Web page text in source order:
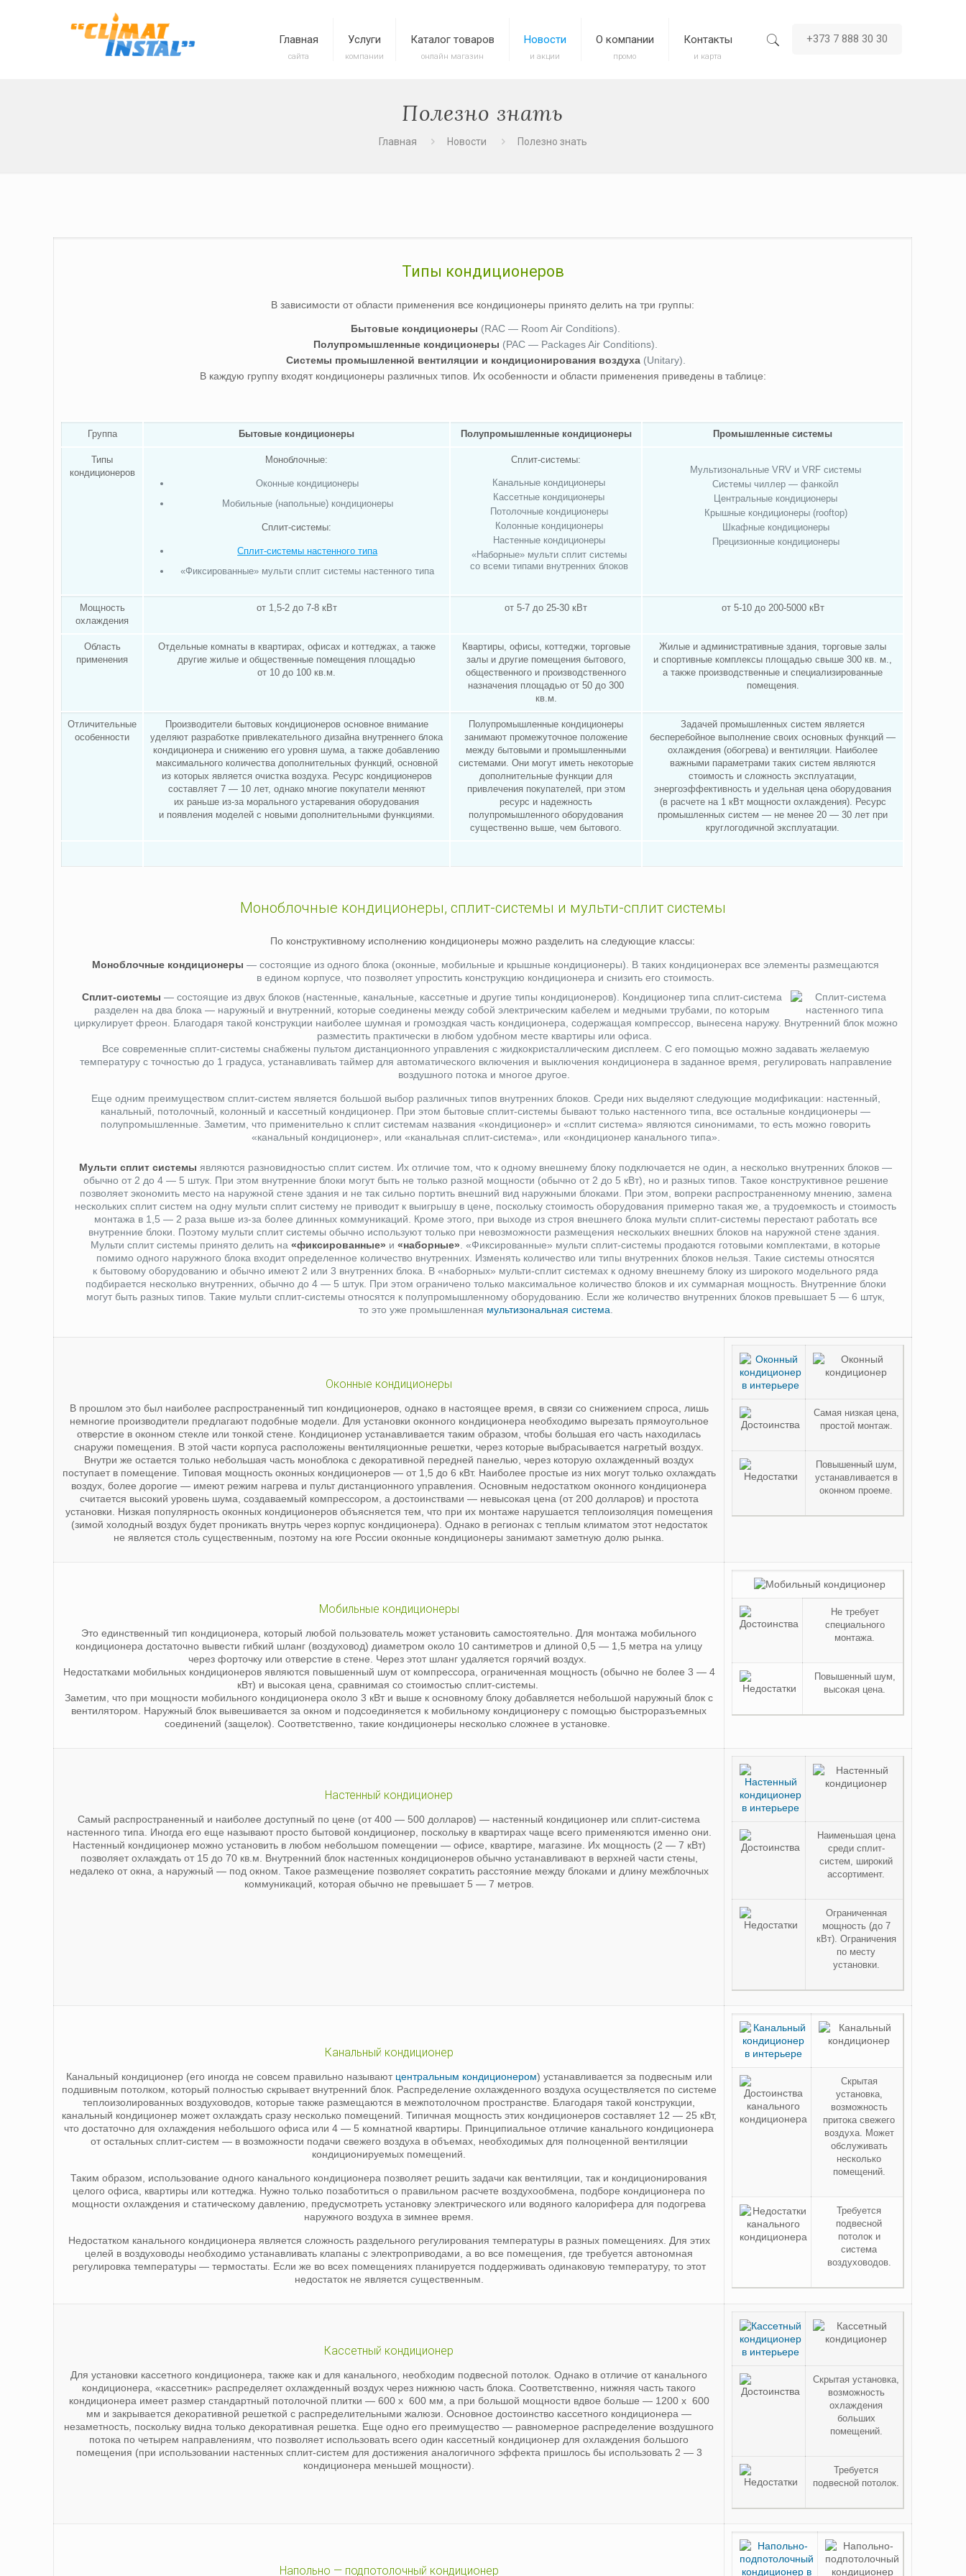
Главная
сайта
Услуги
компании
Каталог товаров
онлайн магазин
Новости
и акции
О компании
промо
Контакты
и карта
+373 7 888 30 30
Полезно знать
Главная Новости Полезно знать
Типы кондиционеров
В зависимости от области применения все кондиционеры принято делить на три группы:
Бытовые кондиционеры (RAC — Room Air Conditions).
Полупромышленные кондиционеры (PAC — Packages Air Conditions).
Системы промышленной вентиляции и кондиционирования воздуха(Unitary).
В каждую группу входят кондиционеры различных типов. Их особенности и области применения приведены в таблице:
Группа Бытовые кондиционеры Полупромышленные кондиционеры Промышленные системы
Типы
кондиционеров
Моноблочные:
Оконные кондиционеры
Мобильные (напольные) кондиционеры
Сплит-системы:
Сплит-системы настенного типа
«Фиксированные» мульти сплит системы настенного типа
Сплит-системы:
Канальные кондиционеры
Кассетные кондиционеры
Потолочные кондиционеры
Колонные кондиционеры
Настенные кондиционеры
«Наборные» мульти сплит системы
со всеми типами внутренних блоков
Мультизональные VRV и VRF системы
Системы чиллер — фанкойл
Центральные кондиционеры
Крышные кондиционеры (rooftop)
Шкафные кондиционеры
Прецизионные кондиционеры
Мощность
охлаждения
от 1,5-2 до 7-8 кВт от 5-7 до 25-30 кВт от 5-10 до 200-5000 кВт
Область
применения
Отдельные комнаты в квартирах, офисах и коттеджах, а также
другие жилые и общественные помещения площадью
от 10 до 100 кв.м.
Квартиры, офисы, коттеджи, торговые
залы и другие помещения бытового,
общественного и производственного
назначения площадью от 50 до 300
кв.м.
Жилые и административные здания, торговые залы
и спортивные комплексы площадью свыше 300 кв. м.,
а также производственные и специализированные
помещения.
Отличительные
особенности
Производители бытовых кондиционеров основное внимание
уделяют разработке привлекательного дизайна внутреннего блока
кондиционера и снижению его уровня шума, а также добавлению
максимального количества дополнительных функций, основной
из которых является очистка воздуха. Ресурс кондиционеров
составляет 7 — 10 лет, однако многие покупатели меняют
их раньше из-за морального устаревания оборудования
и появления моделей с новыми дополнительными функциями.
Полупромышленные кондиционеры
занимают промежуточное положение
между бытовыми и промышленными
системами. Они могут иметь некоторые
дополнительные функции для
привлечения покупателей, при этом
ресурс и надежность
полупромышленного оборудования
существенно выше, чем бытового.
Задачей промышленных систем является
бесперебойное выполнение своих основных функций —
охлаждения (обогрева) и вентиляции. Наиболее
важными параметрами таких систем являются
стоимость и сложность эксплуатации,
энергоэффективность и удельная цена оборудования
(в расчете на 1 кВт мощности охлаждения). Ресурс
промышленных систем — не менее 20 — 30 лет при
круглогодичной эксплуатации.
Моноблочные кондиционеры, сплит-системы и мульти-сплит системы
По конструктивному исполнению кондиционеры можно разделить на следующие классы:
Моноблочные кондиционеры — состоящие из одного блока (оконные, мобильные и крышные кондиционеры). В таких кондиционерах все элементы размещаются
в едином корпусе, что позволяет упростить конструкцию кондиционера и снизить его стоимость.
Сплит-системы — состоящие из двух блоков (настенные, канальные, кассетные и другие типы кондиционеров). Кондиционер типа сплит-система
разделен на два блока — наружный и внутренний, которые соединены между собой электрическим кабелем и медными трубами, по которым
циркулирует фреон. Благодаря такой конструкции наиболее шумная и громоздкая часть кондиционера, содержащая компрессор, вынесена наружу. Внутренний блок можно
разместить практически в любом удобном месте квартиры или офиса.
Все современные сплит-системы снабжены пультом дистанционного управления с жидкокристаллическим дисплеем. С его помощью можно задавать желаемую
температуру с точностью до 1 градуса, устанавливать таймер для автоматического включения и выключения кондиционера в заданное время, регулировать направление
воздушного потока и многое другое.
Еще одним преимуществом сплит-систем является большой выбор различных типов внутренних блоков. Среди них выделяют следующие модификации: настенный,
канальный, потолочный, колонный и кассетный кондиционер. При этом бытовые сплит-системы бывают только настенного типа, все остальные кондиционеры —
полупромышленные. Заметим, что применительно к сплит системам названия «кондиционер» и «сплит система» являются синонимами, то есть можно говорить
«канальный кондиционер», или «канальная сплит-система», или «кондиционер канального типа».
Мульти сплит системы являются разновидностью сплит систем. Их отличие том, что к одному внешнему блоку подключается не один, а несколько внутренних блоков —
обычно от 2 до 4 — 5 штук. При этом внутренние блоки могут быть не только разной мощности (обычно от 2 до 5 кВт), но и разных типов. Такое конструктивное решение
позволяет экономить место на наружной стене здания и не так сильно портить внешний вид наружными блоками. При этом, вопреки распространенному мнению, замена
нескольких сплит систем на одну мульти сплит систему не приводит к выигрышу в цене, поскольку стоимость оборудования примерно такая же, а трудоемкость и стоимость
монтажа в 1,5 — 2 раза выше из-за более длинных коммуникаций. Кроме этого, при выходе из строя внешнего блока мульти сплит-системы перестают работать все
внутренние блоки. Поэтому мульти сплит системы обычно используют только при невозможности размещения нескольких внешних блоков на наружной стене здания.
Мульти сплит системы принято делить на«фиксированные» и«наборные» . «Фиксированные» мульти сплит-системы продаются готовыми комплектами, в которые
помимо одного наружного блока входит определенное количество внутренних. Изменять количество или типы внутренних блоков нельзя. Такие системы относятся
к бытовому оборудованию и обычно имеют 2 или 3 внутренних блока. В «наборных» мульти-сплит системах к одному внешнему блоку из широкого модельного ряда
подбирается несколько внутренних, обычно до 4 — 5 штук. При этом ограничено только максимальное количество блоков и их суммарная мощность. Внутренние блоки
могут быть разных типов. Такие мульти сплит-системы относятся к полупромышленному оборудованию. Если же количество внутренних блоков превышает 5 — 6 штук,
то это уже промышленная мультизональная система
Оконные кондиционеры
В прошлом это был наиболее распространенный тип кондиционеров, однако в настоящее время, в связи со снижением спроса, лишь
немногие производители предлагают подобные модели. Для установки оконного кондиционера необходимо вырезать прямоугольное
отверстие в оконном стекле или тонкой стене. Кондиционер устанавливается таким образом, чтобы большая его часть находилась
снаружи помещения. В этой части корпуса расположены вентиляционные решетки, через которые выбрасывается нагретый воздух.
Внутри же остается только небольшая часть моноблока с декоративной передней панелью, через которую охлажденный воздух
поступает в помещение. Типовая мощность оконных кондиционеров — от 1,5 до 6 кВт. Наиболее простые из них могут только охлаждать
воздух, более дорогие — имеют режим нагрева и пульт дистанционного управления. Основным недостатком оконного кондиционера
считается высокий уровень шума, создаваемый компрессором, а достоинствами — невысокая цена (от 200 долларов) и простота
установки. Низкая популярность оконных кондиционеров объясняется тем, что при их монтаже нарушается теплоизоляция помещения
(зимой холодный воздух будет проникать внутрь через корпус кондиционера). Однако в регионах с теплым климатом этот недостаток
не является столь существенным, поэтому на юге России оконные кондиционеры занимают заметную долю рынка.
Самая низкая цена,
простой монтаж.
Повышенный шум,
устанавливается в
оконном проеме.
Мобильные кондиционеры
Это единственный тип кондиционера, который любой пользователь может установить самостоятельно. Для монтажа мобильного
кондиционера достаточно вывести гибкий шланг (воздуховод) диаметром около 10 сантиметров и длиной 0,5 — 1,5 метра на улицу
через форточку или отверстие в стене. Через этот шланг удаляется горячий воздух.
Недостатками мобильных кондиционеров являются повышенный шум от компрессора, ограниченная мощность (обычно не более 3 — 4
кВт) и высокая цена, сравнимая со стоимостью сплит-системы.
Заметим, что при мощности мобильного кондиционера около 3 кВт и выше к основному блоку добавляется небольшой наружный блок с
вентилятором. Наружный блок вывешивается за окном и подсоединяется к мобильному кондиционеру с помощью быстроразъемных
соединений (защелок). Соответственно, такие кондиционеры несколько сложнее в установке.
Не требует
специального
монтажа.
Повышенный шум,
высокая цена.
Настенный кондиционер
Самый распространенный и наиболее доступный по цене (от 400 — 500 долларов) — настенный кондиционер или сплит-система
настенного типа. Иногда его еще называют просто бытовой кондиционер, поскольку в квартирах чаще всего применяются именно они.
Настенный кондиционер можно установить в любом небольшом помещении — офисе, квартире, магазине. Их мощность (2 — 7 кВт)
позволяет охлаждать от 15 до 70 кв.м. Внутренний блок настенных кондиционеров обычно устанавливают в верхней части стены,
недалеко от окна, а наружный — под окном. Такое размещение позволяет сократить расстояние между блоками и длину межблочных
коммуникаций, которая обычно не превышает 5 — 7 метров.
Наименьшая цена
среди сплит-
систем, широкий
ассортимент.
Ограниченная
мощность (до 7
кВт). Ограничения
по месту
установки.
Канальный кондиционер
Канальный кондиционер (его иногда не совсем правильно называют центральным кондиционером) устанавливается за подвесным или
подшивным потолком, который полностью скрывает внутренний блок. Распределение охлажденного воздуха осуществляется по системе
теплоизолированных воздуховодов, которые также размещаются в межпотолочном пространстве. Благодаря такой конструкции,
канальный кондиционер может охлаждать сразу несколько помещений. Типичная мощность этих кондиционеров составляет 12 — 25 кВт,
что достаточно для охлаждения небольшого офиса или 4 — 5 комнатной квартиры. Принципиальное отличие канального кондиционера
от остальных сплит-систем — в возможности подачи свежего воздуха в объемах, необходимых для полноценной вентиляции
кондиционируемых помещений.
Таким образом, использование одного канального кондиционера позволяет решить задачи как вентиляции, так и кондиционирования
целого офиса, квартиры или коттеджа. Нужно только позаботиться о правильном расчете воздухообмена, подборе кондиционера по
мощности охлаждения и статическому давлению, предусмотреть установку электрического или водяного калорифера для подогрева
наружного воздуха в зимнее время.
Недостатком канального кондиционера является сложность раздельного регулирования температуры в разных помещениях. Для этих
целей в воздуховоды необходимо устанавливать клапаны с электроприводами, а во все помещения, где требуется автономная
регулировка температуры — термостаты. Если же во всех помещениях планируется поддерживать одинаковую температуру, то этот
недостаток не является существенным.
Скрытая
установка,
возможность
притока свежего
воздуха. Может
обслуживать
несколько
помещений.
Требуется
подвесной
потолок и
система
воздуховодов.
Кассетный кондиционер
Для установки кассетного кондиционера, также как и для канального, необходим подвесной потолок. Однако в отличие от канального
кондиционера, «кассетник» распределяет охлажденный воздух через нижнюю часть блока. Соответственно, нижняя часть такого
кондиционера имеет размер стандартный потолочной плитки — 600 х 600 мм, а при большой мощности вдвое больше — 1200 х 600
мм и закрывается декоративной решеткой с распределительными жалюзи. Основное достоинство кассетного кондиционера —
незаметность, поскольку видна только декоративная решетка. Еще одно его преимущество — равномерное распределение воздушного
потока по четырем направлениям, что позволяет использовать всего один кассетный кондиционер для охлаждения большого
помещения (при использовании настенных сплит-систем для достижения аналогичного эффекта пришлось бы использовать 2 — 3
кондиционера меньшей мощности).
Скрытая установка,
возможность
охлаждения
больших
помещений.
Требуется
подвесной потолок.
Напольно — подпотолочный кондиционер